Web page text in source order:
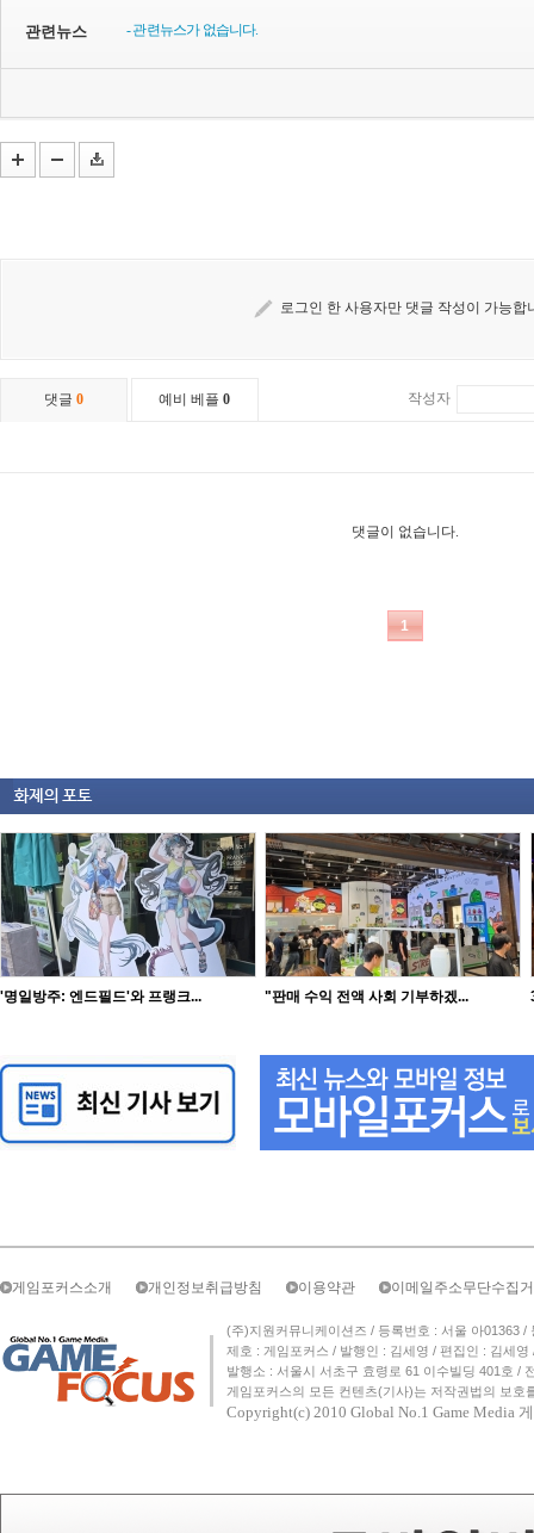
관련뉴스 - 관련뉴스가 없습니다.
'명일방주: 엔드필드'와 프랭크... "판매 수익 전액 사회 기부하겠...
게임포커스소개 개인정보취급방침 이용약관 이메일주소무단수집
(주)지원커뮤니케이션즈 / 등록번호 : 서울 아01363
제호 : 게임포커스 / 발행인 : 김세영 / 편집인 : 김세
발행소 : 서울시 서초구 효령로 61 이수빌딩 401호 /
게임포커스의 모든 컨텐츠(기사)는 저작권법의 보
Copyright(c) 2010 Global No.1 Game Media